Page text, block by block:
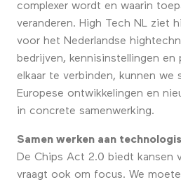
complexer wordt en waarin
veranderen. High Tech NL ziet
voor het Nederlandse
bedrijven, kennisinstellingen en
elkaar te verbinden, kunnen we
Europese ontwikkelingen en
in concrete samenwerking.
Samen werken aan
De Chips Act 2.0 biedt kansen
vraagt ook om focus. We